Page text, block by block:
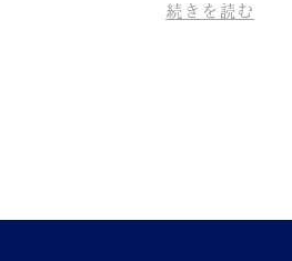
続きを読む